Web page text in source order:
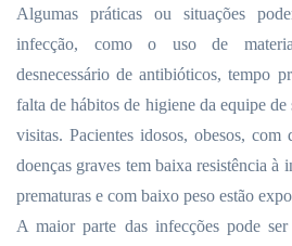
Algumas práticas ou situações
infecção, como o uso de
desnecessário de antibióticos, tempo
falta de hábitos de higiene da equipe de
visitas. Pacientes idosos, obesos, com
doenças graves tem baixa resistência à
prematuras e com baixo peso estão
A maior parte das infecções pode